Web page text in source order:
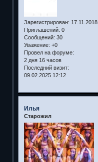
Зарегистрирован: 17.11.2018
Приглашений: 0
Сообщений: 30
Уважение: +0
Провел на форуме:
2 дня 16 часов
Последний визит:
09.02.2025 12:12
Илья
Старожил